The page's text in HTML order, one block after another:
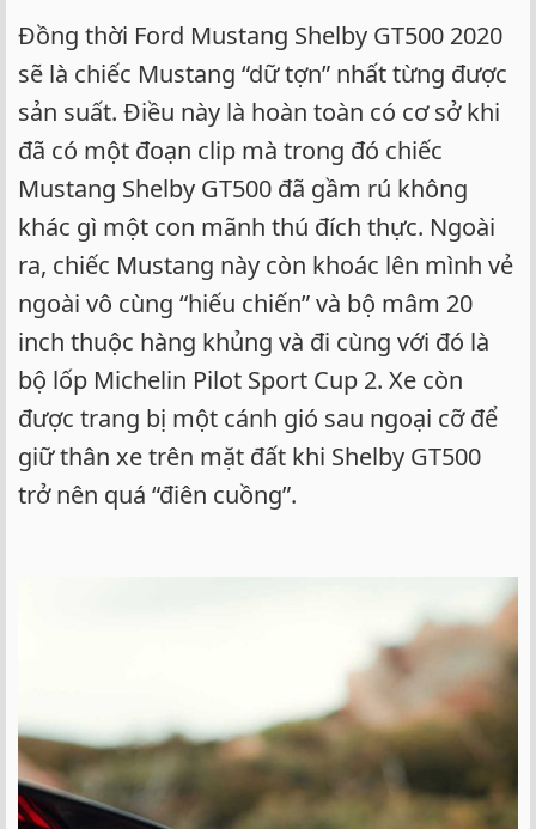
Đồng thời Ford Mustang Shelby GT500 2020
sẽ là chiếc Mustang “dữ tợn” nhất từng được
sản suất. Điều này là hoàn toàn có cơ sở khi
đã có một đoạn clip mà trong đó chiếc
Mustang Shelby GT500 đã gầm rú không
khác gì một con mãnh thú đích thực. Ngoài
ra, chiếc Mustang này còn khoác lên mình vẻ
ngoài vô cùng “hiếu chiến” và bộ mâm 20
inch thuộc hàng khủng và đi cùng với đó là
bộ lốp Michelin Pilot Sport Cup 2. Xe còn
được trang bị một cánh gió sau ngoại cỡ để
giữ thân xe trên mặt đất khi Shelby GT500
trở nên quá “điên cuồng”.